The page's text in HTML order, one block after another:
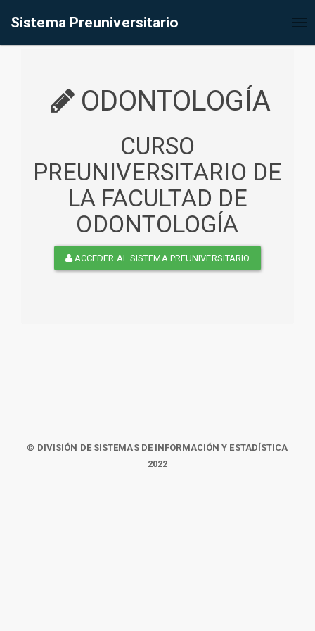
Sistema Preuniversitario
ODONTOLOGÍA
CURSO
PREUNIVERSITARIO DE
LA FACULTAD DE
ODONTOLOGÍA
ACCEDER AL SISTEMA PREUNIVERSITARIO
© DIVISIÓN DE SISTEMAS DE INFORMACIÓN Y ESTADÍSTICA
2022